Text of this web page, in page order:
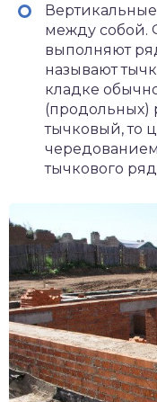
между собой.
выполняют
называют
кладке
(продольных)
тычковый, то
тычкового